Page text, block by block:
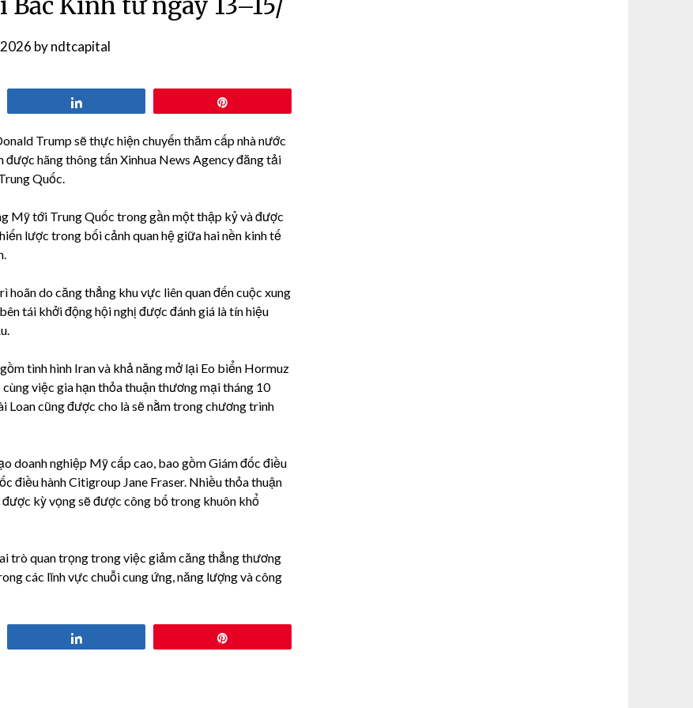
byndtcapital
Trump sẽ thực hiện chuyến thăm cấp nhà nước
hãng thông tấn Xinhua News Agency đăng tải
Quốc.
Mỹ tới Trung Quốc trong gần một thập kỷ và được
lược trong bối cảnh quan hệ giữa hai nền kinh tế
do căng thẳng khu vực liên quan đến cuộc xung
tái khởi động hội nghị được đánh giá là tín hiệu
tình hình Iran và khả năng mở lại Eo biển Hormuz
việc gia hạn thỏa thuận thương mại tháng 10
Loan cũng được cho là sẽ nằm trong chương trình
doanh nghiệp Mỹ cấp cao, bao gồm Giám đốc điều
điều hành Citigroup Jane Fraser. Nhiều thỏa thuận
kỳ vọng sẽ được công bố trong khuôn khổ
trò quan trọng trong việc giảm căng thẳng thương
các lĩnh vực chuỗi cung ứng, năng lượng và công